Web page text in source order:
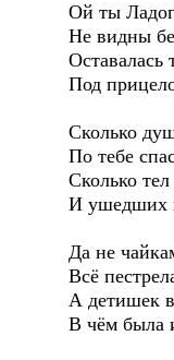
Ой ты
Не видны
Оставалась
Под
Сколько
По тебе
Сколько
И ушедших
Да не
Всё
А детишек
В чём была